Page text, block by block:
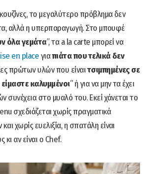
το μεγαλύτερο πρόβλημα δεν
αλλά η υπερπαραγωγή. Στο μπουφέ
όλα γεμάτα”, τα a la carte μπορεί να
en placeγιαπιάτα που τελικά δεν
πρώτων υλών που είναιτσιμπημένες σε
καλυμμένοι” ή για να μην τα έχει
συνέχεια στο μυαλό του. Εκεί χάνεται το
σχεδιάζεται χωρίς πραγματικά
χωρίς ευελιξία, η σπατάλη είναι
αν είναι ο Chef.